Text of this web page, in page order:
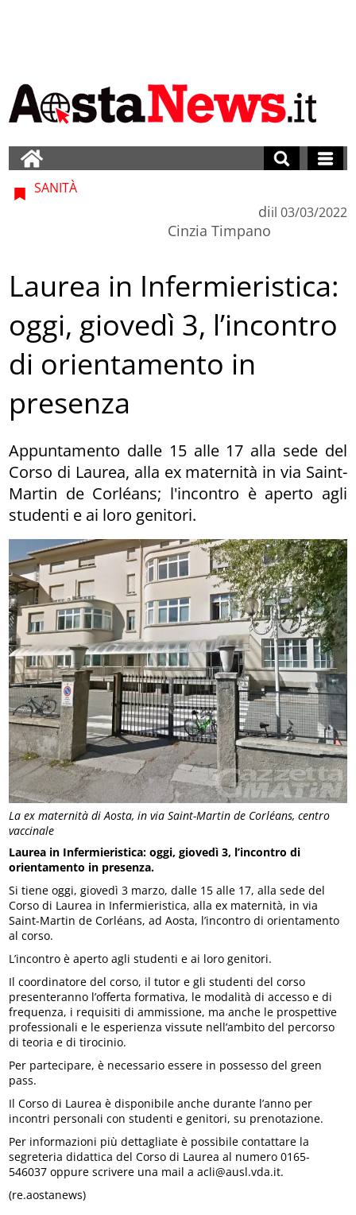
La ex maternità di Aosta, in via Saint-Martin de Corléans, centro
vaccinale
SANITÀ
di
Cinzia Timpano
il 03/03/2022
Laurea in Infermieristica:
oggi, giovedì 3, l’incontro
di orientamento in
presenza
Appuntamento dalle 15 alle 17 alla sede del
Corso di Laurea, alla ex maternità in via Saint-
Martin de Corléans; l'incontro è aperto agli
studenti e ai loro genitori.
Laurea in Infermieristica: oggi, giovedì 3, l’incontro di
orientamento in presenza.
Si tiene oggi, giovedì 3 marzo, dalle 15 alle 17, alla sede del
Corso di Laurea in Infermieristica, alla ex maternità, in via
Saint-Martin de Corléans, ad Aosta, l’incontro di orientamento
al corso.
L’incontro è aperto agli studenti e ai loro genitori.
Il coordinatore del corso, il tutor e gli studenti del corso
presenteranno l’offerta formativa, le modalità di accesso e di
frequenza, i requisiti di ammissione, ma anche le prospettive
professionali e le esperienza vissute nell’ambito del percorso
di teoria e di tirocinio.
Per partecipare, è necessario essere in possesso del green
pass.
Il Corso di Laurea è disponibile anche durante l’anno per
incontri personali con studenti e genitori, su prenotazione.
Per informazioni più dettagliate è possibile contattare la
segreteria didattica del Corso di Laurea al numero 0165-
546037 oppure scrivere una mail a acli@ausl.vda.it.
(re.aostanews)